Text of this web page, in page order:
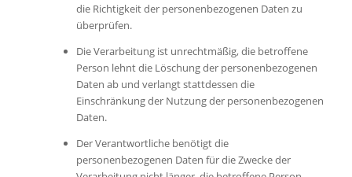
die Richtigkeit der personenbezogenen Daten zu
überprüfen.
Die Verarbeitung ist unrechtmäßig, die betroffene
Person lehnt die Löschung der personenbezogenen
Daten ab und verlangt stattdessen die
Einschränkung der Nutzung der personenbezogenen
Daten.
Der Verantwortliche benötigt die
personenbezogenen Daten für die Zwecke der